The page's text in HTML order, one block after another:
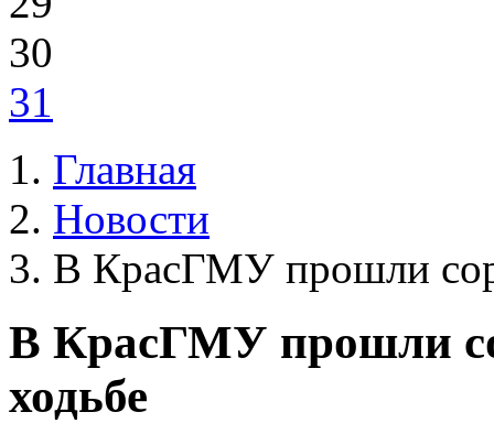
30
31
Главная
Новости
В КрасГМУ прошли
В КрасГМУ прошли
ходьбе